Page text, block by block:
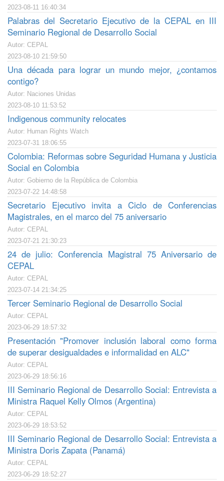
2023-08-11 16:40:34
Palabras del Secretario Ejecutivo de la CEPAL en III
Seminario Regional de Desarrollo Social
Autor: CEPAL
2023-08-10 21:59:50
Una década para lograr un mundo mejor, ¿contamos
contigo?
Autor: Naciones Unidas
2023-08-10 11:53:52
Indigenous community relocates
Autor: Human Rights Watch
2023-07-31 18:06:55
Colombia: Reformas sobre Seguridad Humana y Justicia
Social en Colombia
Autor: Gobierno de la República de Colombia
2023-07-22 14:48:58
Secretario Ejecutivo invita a Ciclo de Conferencias
Magistrales, en el marco del 75 aniversario
Autor: CEPAL
2023-07-21 21:30:23
24 de julio: Conferencia Magistral 75 Aniversario de
CEPAL
Autor: CEPAL
2023-07-14 21:34:25
Tercer Seminario Regional de Desarrollo Social
Autor: CEPAL
2023-06-29 18:57:32
Presentación "Promover inclusión laboral como forma
de superar desigualdades e informalidad en ALC"
Autor: CEPAL
2023-06-29 18:56:16
III Seminario Regional de Desarrollo Social: Entrevista a
Ministra Raquel Kelly Olmos (Argentina)
Autor: CEPAL
2023-06-29 18:53:52
III Seminario Regional de Desarrollo Social: Entrevista a
Ministra Doris Zapata (Panamá)
Autor: CEPAL
2023-06-29 18:52:27